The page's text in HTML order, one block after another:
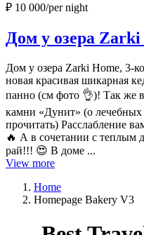
₽ 10 000/per night
Дом у озера Zarki
Дом у озера Zarki Home, 3-
новая красивая шикарная
панно (см фото 👌)! Так же
камни «Дунит» (о лечебных
прочитать) Расслабление
🔥 А в сочетании с теплым
рай!!! 😍 В доме ...
View more
Home
Homepage Bakery V3